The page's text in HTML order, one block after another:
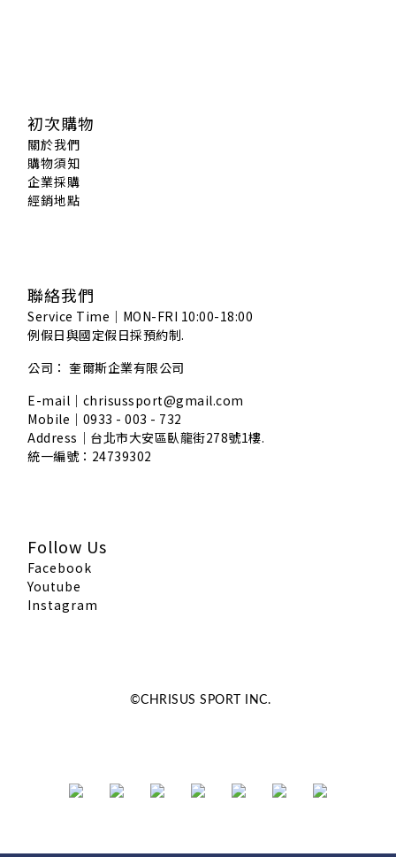
初次購物
關於我們
購物須知
企業採購
經銷地點
聯絡我們
Service Time｜MON-FRI 10:00-18:00
例假日與國定假日採預約制.
公司： 奎爾斯企業有限公司
E-mail｜chrisussport@gmail.com
Mobile｜0933 - 003 - 732
Address｜ 台北市大安區臥龍街278號1樓.
統一編號：24739302
Follow Us
Facebook
Youtube
Instagram
©CHRISUS SPORT INC.